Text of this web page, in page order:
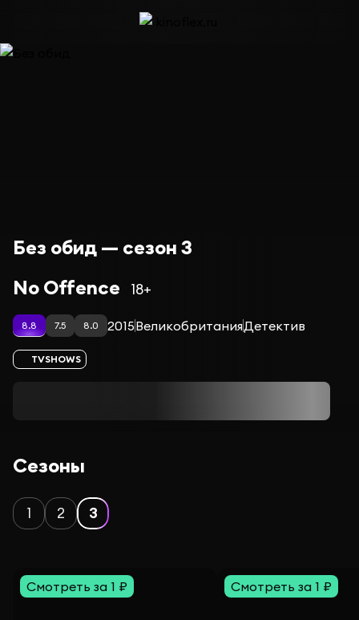
Без обид — сезон 3
No Offence
18+
8.8 7.5 8.0 2015ВеликобританияДетектив
TVSHOWS
Сезоны
1 2 3
Смотреть за 1 ₽ Смотреть за 1 ₽